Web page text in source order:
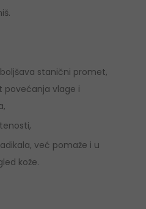
stanični promet,
povećanja vlage i
već pomaže i u
kože.